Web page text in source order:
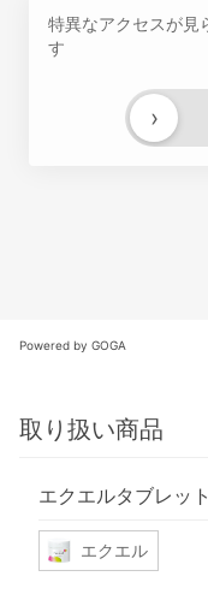
特異なアクセスが見
す
›
Powered by GOGA
取り扱い商品
エクエルタブレット
エクエル